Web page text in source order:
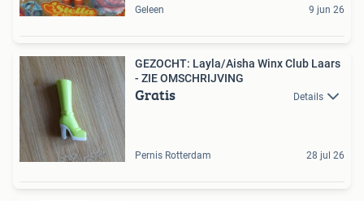
Geleen 9 jun 26
GEZOCHT: Layla/Aisha Winx Club Laars
- ZIE OMSCHRIJVING
Gratis Details
Pernis Rotterdam 28 jul 26